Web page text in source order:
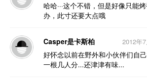
哈哈···这个不错，但是好像只能
办，此寸还要大点哦
Casper是卡斯柏
好怀念以前在野外和小伙伴们自
一根几人分...还津津有味...
2012年